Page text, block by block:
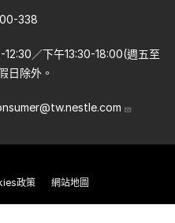
338
／下午13:30-18:00(週五至
日除外。
政策 網站地圖